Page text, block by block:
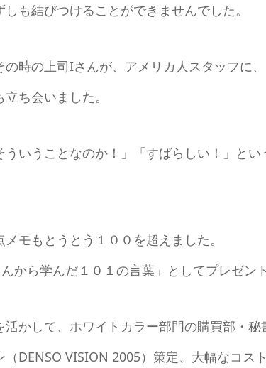
も結びつけることができませんでした。
時の上司Iさんが、アメリカ人スタッフに
ち会いました。
いうことなのか！」「すばらしい！」と
モもとうとう１００を超えました。
から学んだ１０１の言葉」としてプレゼン
かして、ホワイトカラー部門の購買部・
DENSO VISION 2005）策定、大幅なコス